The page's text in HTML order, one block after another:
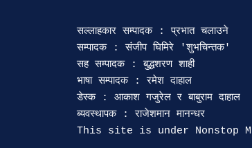
सल्लाहकार सम्पादक : प्रभात चलाउने
सम्पादक : संजीप घिमिरे 'शुभचिन्तक'
सह सम्पादक : बुद्धशरण शाही
भाषा सम्पादक : रमेश दाहाल
डेस्क : आकाश गजुरेल र बाबुराम दाहाल
ब्यवस्थापक : राजेशमान मानन्धर